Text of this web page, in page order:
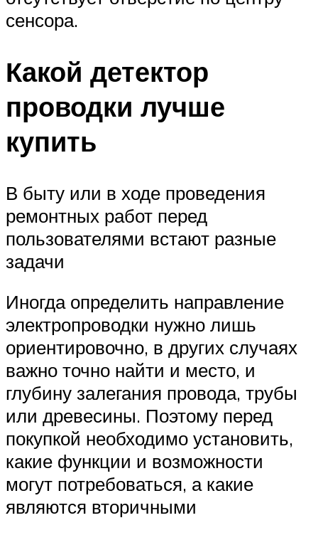
сенсора.
Какой детектор
проводки лучше
купить
В быту или в ходе проведения
ремонтных работ перед
пользователями встают разные
задачи
Иногда определить направление
электропроводки нужно лишь
ориентировочно, в других случаях
важно точно найти и место, и
глубину залегания провода, трубы
или древесины. Поэтому перед
покупкой необходимо установить,
какие функции и возможности
могут потребоваться, а какие
являются вторичными